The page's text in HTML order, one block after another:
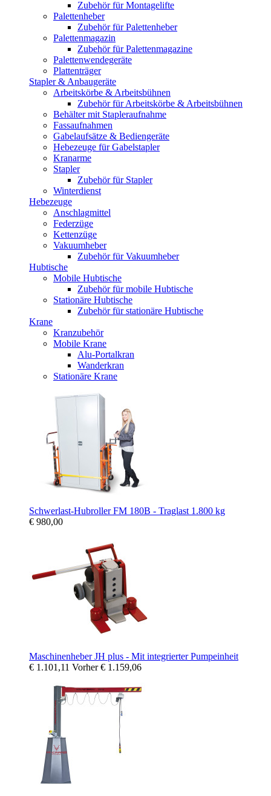
Zubehör für Montagelifte
Palettenheber
Zubehör für Palettenheber
Palettenmagazin
Zubehör für Palettenmagazine
Palettenwendegeräte
Plattenträger
Stapler & Anbaugeräte
Arbeitskörbe & Arbeitsbühnen
Zubehör für Arbeitskörbe & Arbeitsbühnen
Behälter mit Stapleraufnahme
Fassaufnahmen
Gabelaufsätze & Bediengeräte
Hebezeuge für Gabelstapler
Kranarme
Stapler
Zubehör für Stapler
Winterdienst
Hebezeuge
Anschlagmittel
Federzüge
Kettenzüge
Vakuumheber
Zubehör für Vakuumheber
Hubtische
Mobile Hubtische
Zubehör für mobile Hubtische
Stationäre Hubtische
Zubehör für stationäre Hubtische
Krane
Kranzubehör
Mobile Krane
Alu-Portalkran
Wanderkran
Stationäre Krane
Schwerlast-Hubroller FM 180B - Traglast 1.800 kg
€ 980,00
Maschinenheber JH plus - Mit integrierter Pumpeinheit
€ 1.101,11 Vorher€ 1.159,06